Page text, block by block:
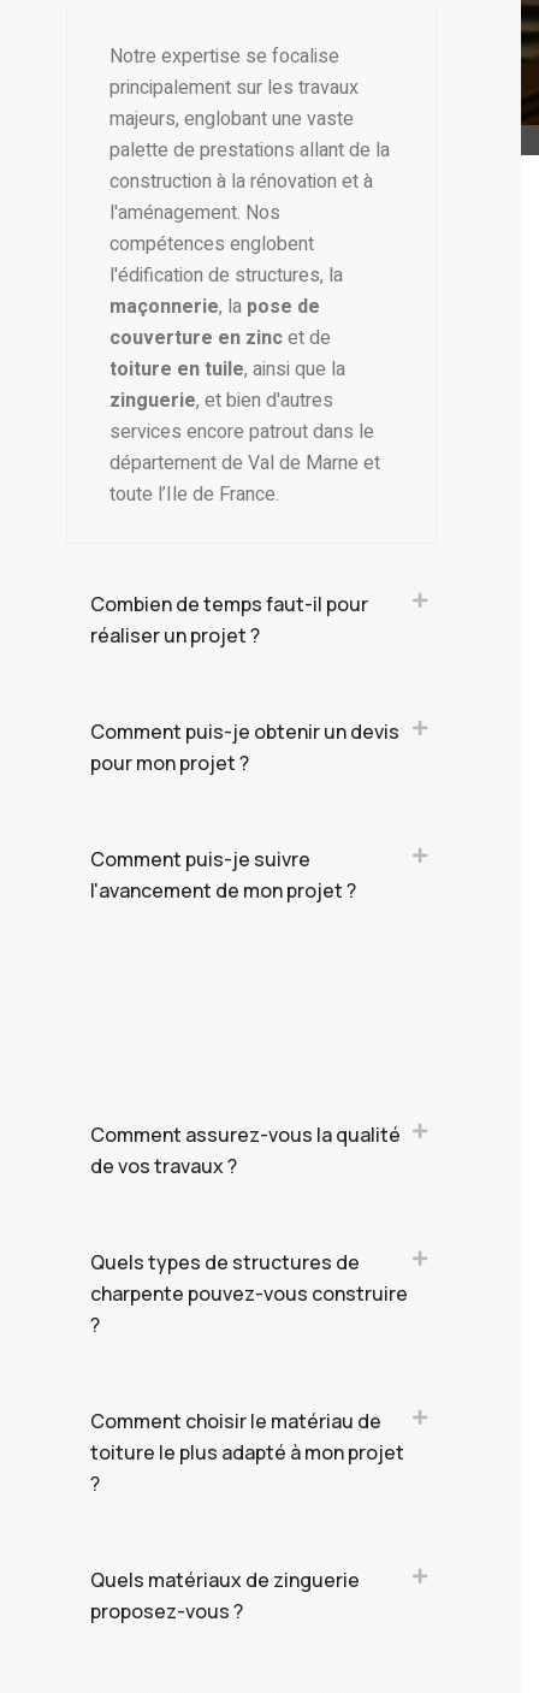
Notre expertise se focalise
principalement sur les travaux
majeurs, englobant une vaste
palette de prestations allant de la
construction à la rénovation et à
l'aménagement. Nos
compétences englobent
l'édification de structures, la
maçonnerie, la pose de
couverture en zincet de
toiture en tuile, ainsi que la
zinguerie, et bien d'autres
services encore patrout dans le
département de Val de Marne et
toute l’Ile de France.
Combiеn dе tеmps faut-il pour
réalisеr un projеt ?
Comment puis-je obtenir un devis
pour mon projet ?
Comment puis-je suivre
l'avancement de mon projet ?
Comment assurez-vous la qualité
de vos travaux ?
Quels types de structures de
charpente pouvez-vous construire
?
Comment choisir le matériau de
toiture le plus adapté à mon projet
?
Quеls matériaux dе zinguеriе
proposеz-vous ?